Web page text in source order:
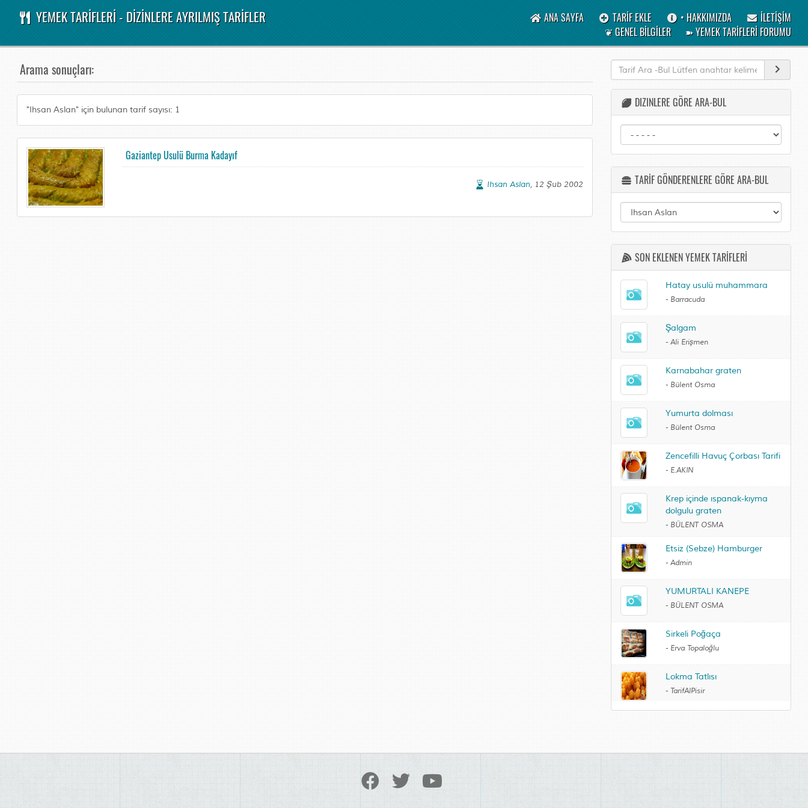
YEMEK TARİFLERİ - DİZİNLERE AYRILMIŞ TARİFLER ANA SAYFA TARİF EKLE • HAKKIMIZDA
İLETİŞİM
❦ GENEL BİLGİLER
➽ YEMEK TARİFLERİ FORUMU
Arama sonuçları:
"Ihsan Aslan" için bulunan tarif sayısı: 1
Gaziantep Usulü Burma Kadayıf
Ihsan Aslan, 12 Şub 2002
DIZINLERE GÖRE ARA-BUL
TARİF GÖNDERENLERE GÖRE ARA-BUL
SON EKLENEN YEMEK TARİFLERİ
Hatay usulü muhammara
- Barracuda
Şalgam
- Ali Erişmen
Karnabahar graten
- Bülent Osma
Yumurta dolması
- Bülent Osma
Zencefilli Havuç Çorbası Tarifi
- E.AKIN
Krep içinde ıspanak-kıyma
dolgulu graten
- BÜLENT OSMA
Etsiz (Sebze) Hamburger
- Admin
YUMURTALI KANEPE
- BÜLENT OSMA
Sirkeli Poğaça
- Erva Topaloğlu
Lokma Tatlısı
- TarifAlPisir